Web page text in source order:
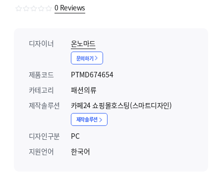
0 Reviews
디자이너 온노마드
문의하기
제품코드
PTMD674654
카테고리
패션의류
제작솔루션
카페24 쇼핑몰호스팅(스마트디자인)
제작솔루션
디자인구분
PC
지원언어
한국어